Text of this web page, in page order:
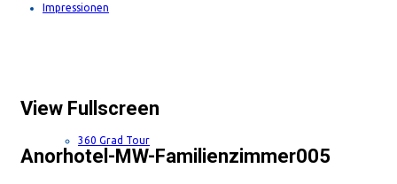
Impressionen
360 Grad Tour
View Fullscreen
Anorhotel-MW-Familienzimmer005